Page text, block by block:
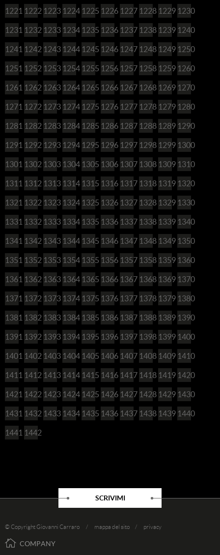
1221 1222 1223 1224 1225 1226 1227 1228 1229 1230
1231 1232 1233 1234 1235 1236 1237 1238 1239 1240
1241 1242 1243 1244 1245 1246 1247 1248 1249 1250
1251 1252 1253 1254 1255 1256 1257 1258 1259 1260
1261 1262 1263 1264 1265 1266 1267 1268 1269 1270
1271 1272 1273 1274 1275 1276 1277 1278 1279 1280
1281 1282 1283 1284 1285 1286 1287 1288 1289 1290
1291 1292 1293 1294 1295 1296 1297 1298 1299 1300
1301 1302 1303 1304 1305 1306 1307 1308 1309 1310
1311 1312 1313 1314 1315 1316 1317 1318 1319 1320
1321 1322 1323 1324 1325 1326 1327 1328 1329 1330
1331 1332 1333 1334 1335 1336 1337 1338 1339 1340
1341 1342 1343 1344 1345 1346 1347 1348 1349 1350
1351 1352 1353 1354 1355 1356 1357 1358 1359 1360
1361 1362 1363 1364 1365 1366 1367 1368 1369 1370
1371 1372 1373 1374 1375 1376 1377 1378 1379 1380
1381 1382 1383 1384 1385 1386 1387 1388 1389 1390
1391 1392 1393 1394 1395 1396 1397 1398 1399 1400
1401 1402 1403 1404 1405 1406 1407 1408 1409 1410
1411 1412 1413 1414 1415 1416 1417 1418 1419 1420
1421 1422 1423 1424 1425 1426 1427 1428 1429 1430
1431 1432 1433 1434 1435 1436 1437 1438 1439 1440
1441 1442
SCRIVIMI
© Copyright Giovanni Carraro / mappa del sito / privacy
COMPANY